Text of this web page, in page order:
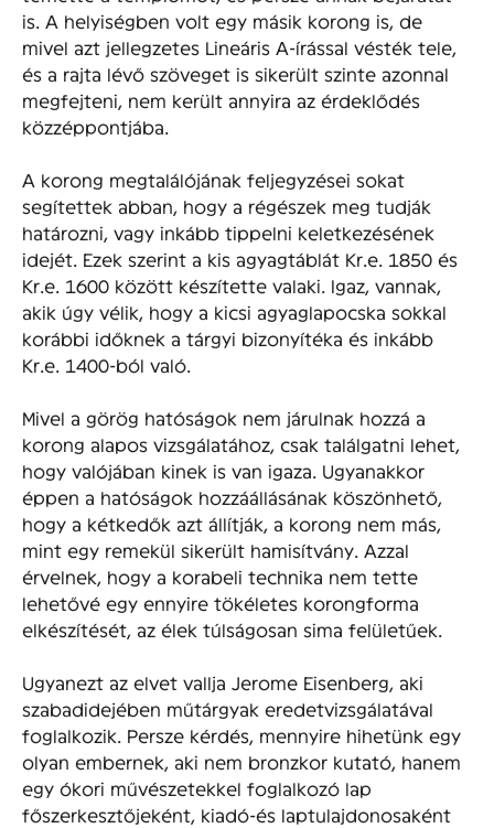
is. A helyiségben volt egy másik korong is, de
mivel azt jellegzetes Lineáris A-írással vésték tele,
és a rajta lévő szöveget is sikerült szinte azonnal
megfejteni, nem került annyira az érdeklődés
közzéppontjába.
A korong megtalálójának feljegyzései sokat
segítettek abban, hogy a régészek meg tudják
határozni, vagy inkább tippelni keletkezésének
idejét. Ezek szerint a kis agyagtáblát Kr.e. 1850 és
Kr.e. 1600 között készítette valaki. Igaz, vannak,
akik úgy vélik, hogy a kicsi agyaglapocska sokkal
korábbi időknek a tárgyi bizonyítéka és inkább
Kr.e. 1400-ból való.
Mivel a görög hatóságok nem járulnak hozzá a
korong alapos vizsgálatához, csak találgatni lehet,
hogy valójában kinek is van igaza. Ugyanakkor
éppen a hatóságok hozzáállásának köszönhető,
hogy a kétkedők azt állítják, a korong nem más,
mint egy remekül sikerült hamisítvány. Azzal
érvelnek, hogy a korabeli technika nem tette
lehetővé egy ennyire tökéletes korongforma
elkészítését, az élek túlságosan sima felületűek.
Ugyanezt az elvet vallja Jerome Eisenberg, aki
szabadidejében műtárgyak eredetvizsgálatával
foglalkozik. Persze kérdés, mennyire hihetünk egy
olyan embernek, aki nem bronzkor kutató, hanem
egy ókori művészetekkel foglalkozó lap
főszerkesztőjeként, kiadó-és laptulajdonosaként